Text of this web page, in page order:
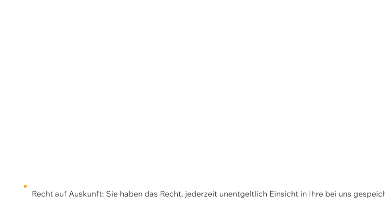
Recht auf Auskunft: Sie haben das Recht, jederzeit unentgeltlich Einsicht in Ihre bei uns